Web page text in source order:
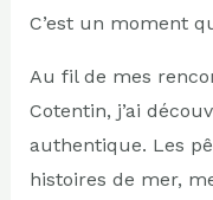
C’est un moment
Au fil de mes
Cotentin, j’ai
authentique. Les
histoires de mer,